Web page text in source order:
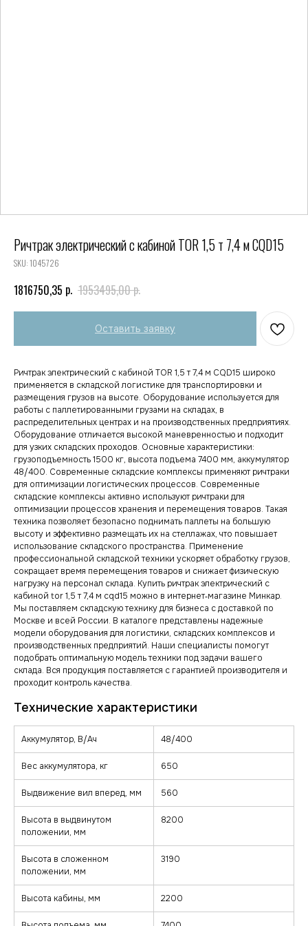
Ричтрак электрический с кабиной TOR 1,5 т 7,4 м CQD15
SKU:1045726
1816750,35 р. 1953495,00р.
Оставить заявку
Ричтрак электрический с кабиной TOR 1,5 т 7,4 м CQD15 широко
применяется в складской логистике для транспортировки и
размещения грузов на высоте. Оборудование используется для
работы с паллетированными грузами на складах, в
распределительных центрах и на производственных предприятиях.
Оборудование отличается высокой маневренностью и подходит
для узких складских проходов. Основные характеристики:
грузоподъемность 1500 кг, высота подъема 7400 мм, аккумулятор
48/400. Современные складские комплексы применяют ричтраки
для оптимизации логистических процессов. Современные
складские комплексы активно используют ричтраки для
оптимизации процессов хранения и перемещения товаров. Такая
техника позволяет безопасно поднимать паллеты на большую
высоту и эффективно размещать их на стеллажах, что повышает
использование складского пространства. Применение
профессиональной складской техники ускоряет обработку грузов,
сокращает время перемещения товаров и снижает физическую
нагрузку на персонал склада. Купить ричтрак электрический с
кабиной tor 1,5 т 7,4 м cqd15 можно в интернет‑магазине Минкар.
Мы поставляем складскую технику для бизнеса с доставкой по
Москве и всей России. В каталоге представлены надежные
модели оборудования для логистики, складских комплексов и
производственных предприятий. Наши специалисты помогут
подобрать оптимальную модель техники под задачи вашего
склада. Вся продукция поставляется с гарантией производителя и
проходит контроль качества.
Аккумулятор, В/Ач 48/400
Вес аккумулятора, кг 650
Выдвижение вил вперед, мм 560
Высота в выдвинутом
положении, мм
8200
Высота в сложенном
положении, мм
3190
Высота кабины, мм 2200